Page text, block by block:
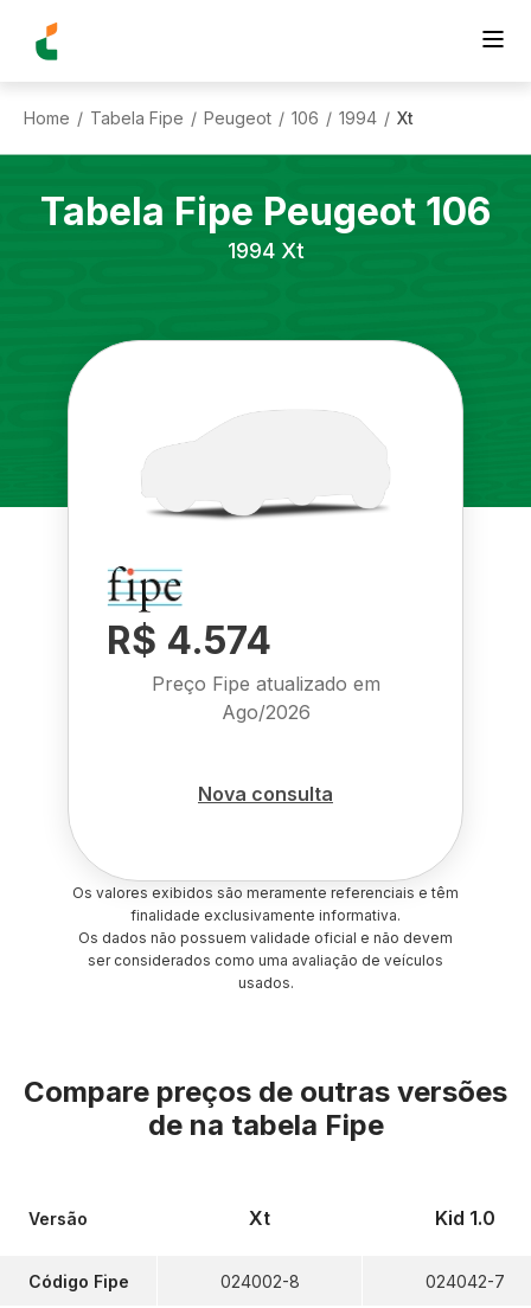
Home / Tabela Fipe / Peugeot / 106 / 1994 / Xt
Tabela Fipe Peugeot 106
1994 Xt
R$ 4.574
Preço Fipe atualizado em
Ago/2026
Nova consulta
Os valores exibidos são meramente referenciais e têm
finalidade exclusivamente informativa.
Os dados não possuem validade oficial e não devem
ser considerados como uma avaliação de veículos
usados.
Compare preços de outras versões
de na tabela Fipe
Versão
Código Fipe
Xt
024002-8
Kid 1.0
024042-7